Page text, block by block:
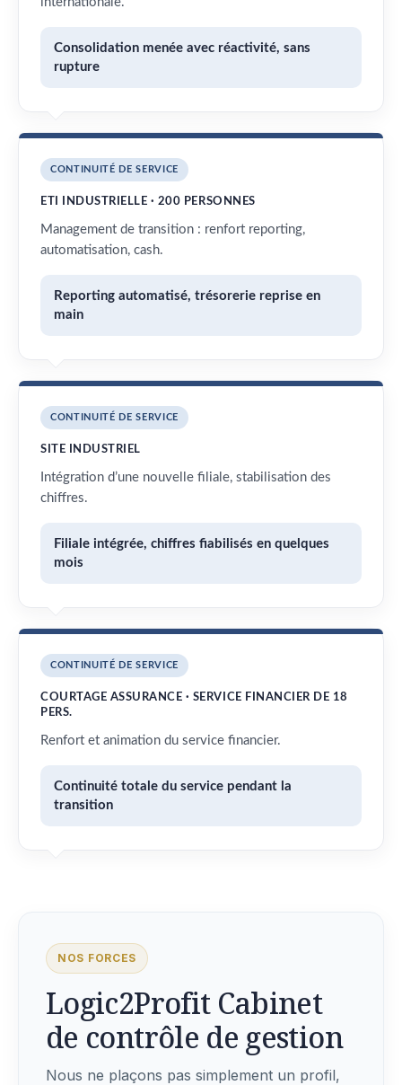
Consolidation menée avec réactivité, sans
rupture
CONTINUITÉ DE SERVICE
ETI INDUSTRIELLE · 200 PERSONNES
Management de transition : renfort reporting,
automatisation, cash.
Reporting automatisé, trésorerie reprise en
main
CONTINUITÉ DE SERVICE
SITE INDUSTRIEL
Intégration d’une nouvelle filiale, stabilisation des
chiffres.
Filiale intégrée, chiffres fiabilisés en quelques
mois
CONTINUITÉ DE SERVICE
COURTAGE ASSURANCE · SERVICE FINANCIER DE 18
PERS.
Renfort et animation du service financier.
Continuité totale du service pendant la
transition
NOS FORCES
Logic2Profit Cabinet
de contrôle de gestion
Nous ne plaçons pas simplement un profil,